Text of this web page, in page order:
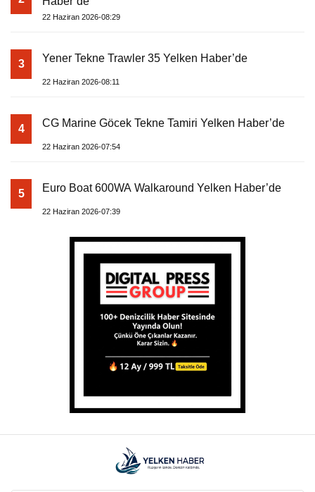
22 Haziran 2026-08:29
3 Yener Tekne Trawler 35 Yelken Haber’de
22 Haziran 2026-08:11
4 CG Marine Göcek Tekne Tamiri Yelken Haber’de
22 Haziran 2026-07:54
5 Euro Boat 600WA Walkaround Yelken Haber’de
22 Haziran 2026-07:39